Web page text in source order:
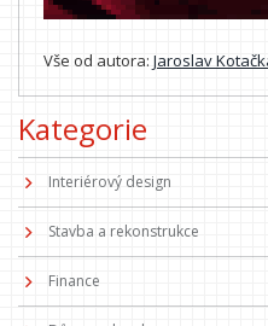
Vše od autora: Jaroslav
Kategorie
Interiérový design
Stavba a rekonstrukce
Finance